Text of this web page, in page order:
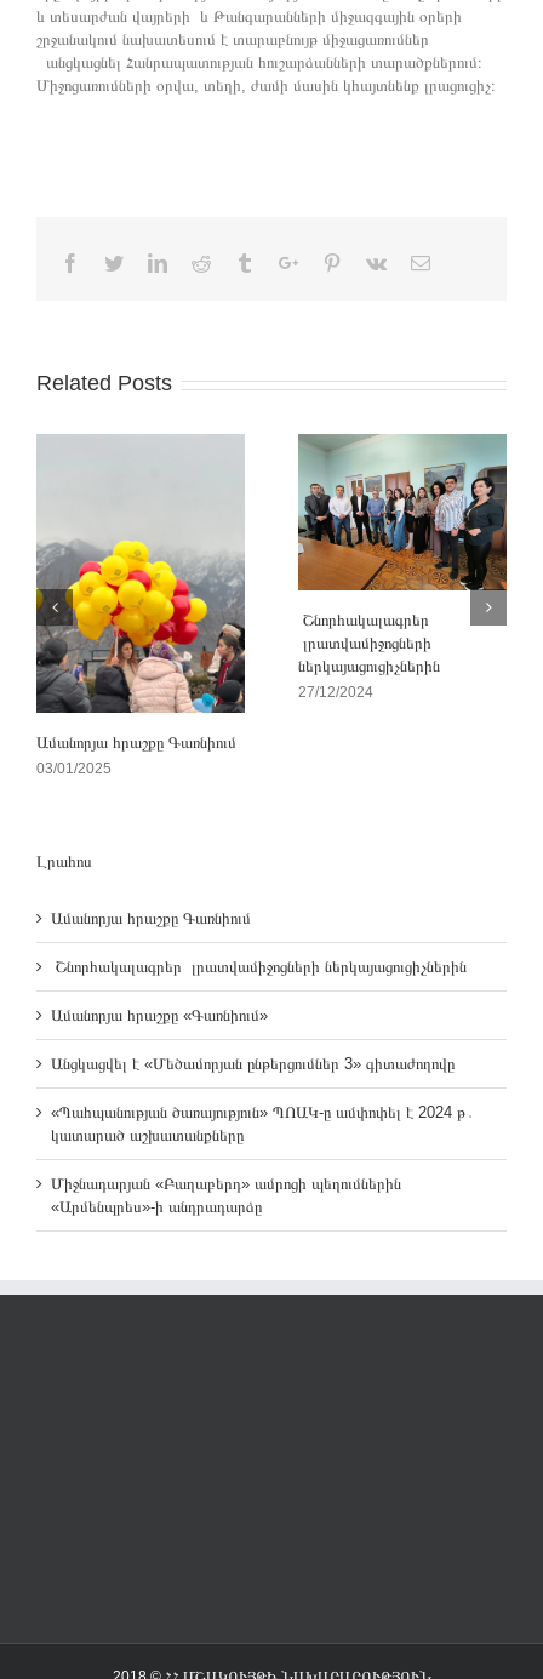
և տեսարժան վայրերի և Թանգարանների միջազգային օրերի
շրջանակում նախատեսում է տարաբնույթ միջացառումներ
անցկացնել Հանրապատության հուշարձանների տարածքներում։
Միջոցառումների օրվա, տեղի, ժամի մասին կհայտնենք լրացուցիչ։
Facebook
TwitterLinkedinReddit TumblrGoogle+Pinterest
Vk Email
Related Posts
Ամանորյա հրաշքը Գառնիում
03/01/2025
Շնորհակալագրեր
լրատվամիջոցների
ներկայացուցիչներին
27/12/2024
Լրահոս
Ամանորյա հրաշքը Գառնիում
Շնորհակալագրեր լրատվամիջոցների ներկայացուցիչներին
Ամանորյա հրաշքը «Գառնիում»
Անցկացվել է «Մեծամորյան ընթերցումներ 3» գիտաժողովը
«Պահպանության ծառայություն» ՊՈԱԿ-ը ամփոփել է 2024 թ․
կատարած աշխատանքները
Միջնադարյան «Բաղաբերդ» ամրոցի պեղումներին
«Արմենպրես»-ի անդրադարձը